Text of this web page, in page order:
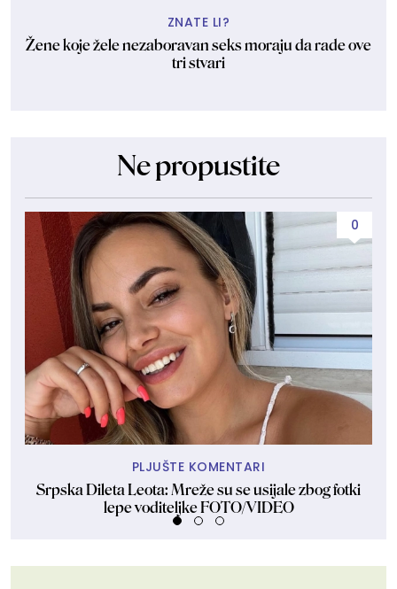
ZNATE LI?
Žene koje žele nezaboravan seks moraju da rade ove
tri stvari
Ne propustite
0
PLJUŠTE KOMENTARI
Srpska Dileta Leota: Mreže su se usijale zbog fotki
lepe voditeljke FOTO/VIDEO